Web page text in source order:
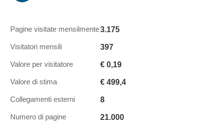
Pagine visitate mensilmente3.175
Visitatori mensili 397
Valore per visitatore € 0,19
Valore di stima € 499,4
Collegamenti esterni 8
Numero di pagine 21.000